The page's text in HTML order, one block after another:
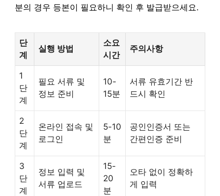
분의 경우 등본이 필요하니 확인 후 발급받으세요.
단
계
실행 방법
소요
시간
주의사항
1
단
계
필요 서류 및
정보 준비
10-
15분
서류 유효기간 반
드시 확인
2
단
계
온라인 접속 및
로그인
5-10
분
공인인증서 또는
간편인증 준비
3
단
계
정보 입력 및
서류 업로드
15-
20
분
오타 없이 정확하
게 입력